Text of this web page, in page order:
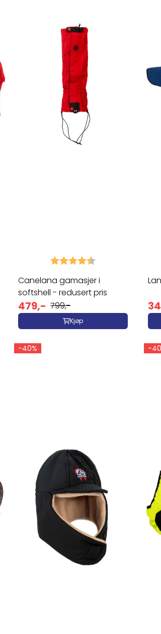
Karakter: 4.7 av 5 mulige
Canelana gamasjer i
softshell - redusert pris
479,- 799,-
Kjøp
-40% -